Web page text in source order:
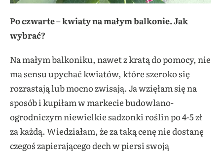
Po czwarte – kwiaty na małym balkonie. Jak
wybrać?
Na małym balkoniku, nawet z kratą do pomocy, nie
ma sensu upychać kwiatów, które szeroko się
rozrastają lub mocno zwisają. Ja wzięłam się na
sposób i kupiłam w markecie budowlano-
ogrodniczym niewielkie sadzonki roślin po 4-5 zł
za każdą. Wiedziałam, że za taką cenę nie dostanę
czegoś zapierającego dech w piersi swoją